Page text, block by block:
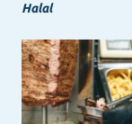
Halal